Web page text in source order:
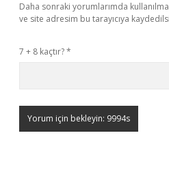
Daha sonraki yorumlarımda
ve site adresim bu tarayıcıya
7 + 8 kaçtır?*